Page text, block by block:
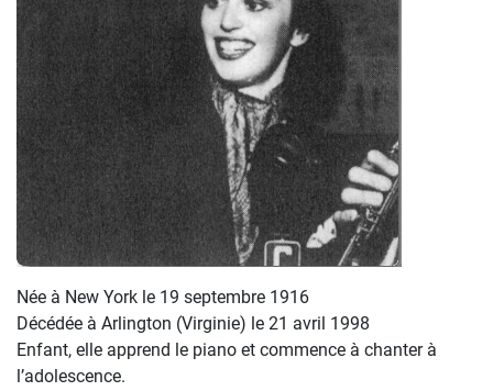
Née à New York le 19 septembre 1916
Décédée à Arlington (Virginie) le 21 avril 1998
Enfant, elle apprend le piano et commence à chanter à
l’adolescence.